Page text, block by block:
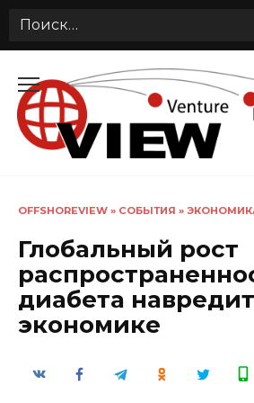
Search
содержанию
OFFSHOREVIEW » СОБЫТИЯ »
Глобальный рост
диабета
экономике